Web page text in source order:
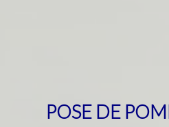
POSE DE